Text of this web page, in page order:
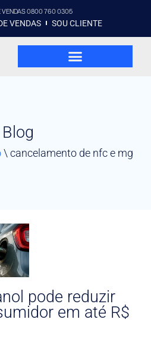
VENDAS 0800 760 0305
VENDAS SOU CLIENTE
Blog
\ cancelamento de nfc e mg
pode reduzir
em até R$